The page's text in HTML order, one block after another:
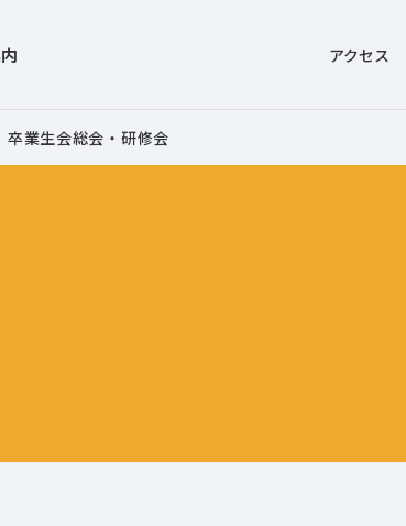
アクセス
卒業生会総会・研修会